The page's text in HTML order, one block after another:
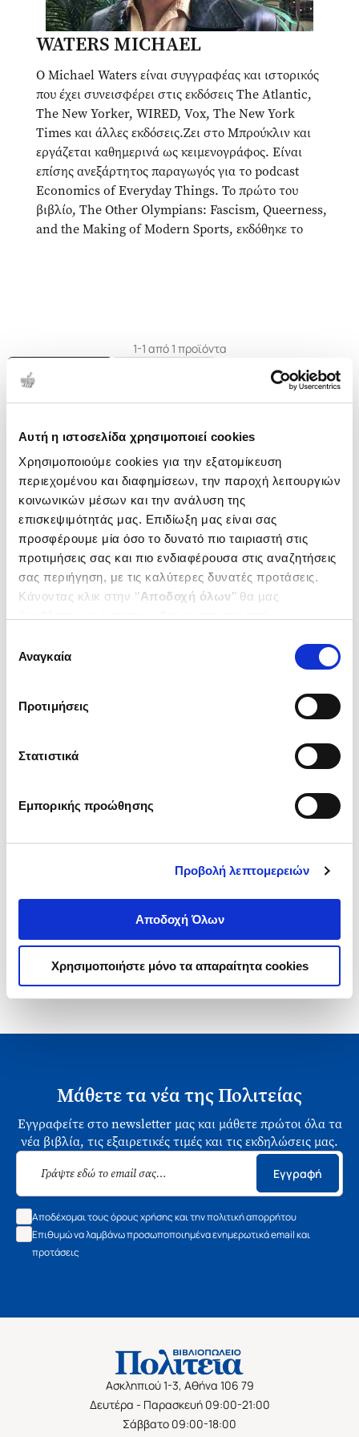
Αυτή η ιστοσελίδα χρησιμοποιεί cookies
Χρησιμοποιούμε cookies για την εξατομίκευση
περιεχομένου και διαφημίσεων, την παροχή λειτουργιών
κοινωνικών μέσων και την ανάλυση της
επισκεψιμότητάς μας. Επιδίωξη μας είναι σας
προσφέρουμε μία όσο το δυνατό πιο ταιριαστή στις
προτιμήσεις σας και πιο ενδιαφέρουσα στις αναζητήσεις
σας περιήγηση, με τις καλύτερες δυνατές προτάσεις.
Κάνοντας κλικ στην ‘’Αποδοχή όλων’’ θα μας
ενδιαφέρουν και να επιλέξετε από τα παρακάτω με την
΄΄και να ενημερωθείτε σχετικά με
συγκατάθεσης
Αναγκαία
Προτιμήσεις
Στατιστικά
Εμπορικής προώθησης
Προβολή λεπτομερειών
Αποδοχή Όλων
Χρησιμοποιήστε μόνο τα απαραίτητα cookies
WATERS MICHAEL
Ο Michael Waters είναι συγγραφέας και ιστορικός
που έχει συνεισφέρει στις εκδόσεις The Atlantic,
The New Yorker, WIRED, Vox, The New York
Times και άλλες εκδόσεις.Ζει στο Μπρούκλιν και
εργάζεται καθημερινά ως κειμενογράφος. Είναι
επίσης ανεξάρτητος παραγωγός για το podcast
Economics of Everyday Things. Το πρώτο του
βιβλίο, The Other Olympians: Fascism, Queerness,
and the Making of Modern Sports, εκδόθηκε το
1-1 από 1 προϊόντα
Δημοτικότητα
(0)
Fascism, Queerness, and the
45 €
Μάθετε τα νέα της Πολιτείας
Εγγραφείτε στο newsletter μας και μάθετε πρώτοι όλα τα
νέα βιβλία, τις εξαιρετικές τιμές και τις εκδηλώσεις μας.
Εγγραφή
Αποδέχομαι τους όρους χρήσης και την πολιτική απορρήτου
Επιθυμώ να λαμβάνω προσωποποιημένα ενημερωτικά email και
προτάσεις
Ασκληπιού 1-3, Αθήνα 106 79
Δευτέρα - Παρασκευή 09:00-21:00
Σάββατο 09:00-18:00